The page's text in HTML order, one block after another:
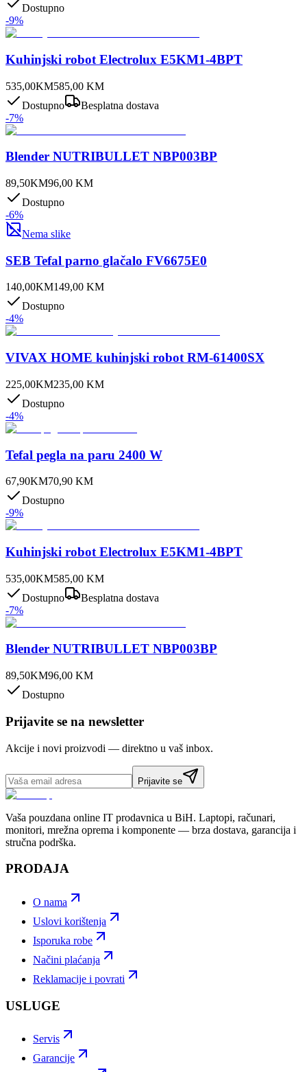
Dostupno
-9%
Kuhinjski robot Electrolux E5KM1-4BPT
535,00KM585,00 KM
Dostupno
Besplatna dostava
-7%
Blender NUTRIBULLET NBP003BP
89,50KM96,00 KM
Dostupno
-6%
Nema slike
SEB Tefal parno glačalo FV6675E0
140,00KM149,00 KM
Dostupno
-4%
VIVAX HOME kuhinjski robot RM-61400SX
225,00KM235,00 KM
Dostupno
-4%
Tefal pegla na paru 2400 W
67,90KM70,90 KM
Dostupno
-9%
Kuhinjski robot Electrolux E5KM1-4BPT
535,00KM585,00 KM
Dostupno
Besplatna dostava
-7%
Blender NUTRIBULLET NBP003BP
89,50KM96,00 KM
Dostupno
Prijavite se na newsletter
Akcije i novi proizvodi — direktno u vaš inbox.
Prijavite se
Vaša pouzdana online IT prodavnica u BiH. Laptopi, računari,
monitori, mrežna oprema i komponente — brza dostava, garancija i
stručna podrška.
PRODAJA
O nama
Uslovi korištenja
Isporuka robe
Načini plaćanja
Reklamacije i povrati
USLUGE
Servis
Garancije